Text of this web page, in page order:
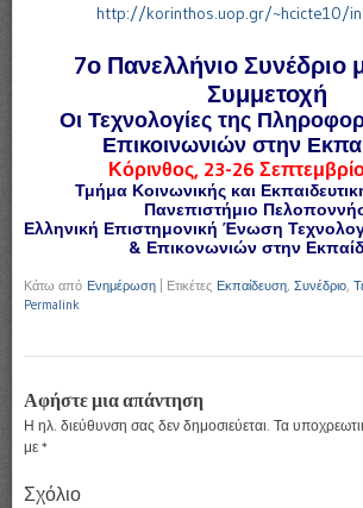
διαδικτύουhttp://korinthos.uop.gr/~hcicte10/
7ο Πανελλήνιο Συνέδριο
Συμμετοχή
Οι Τεχνολογίες της
Επικοινωνιών στην
Κόρινθος, 23-26
Τμήμα Κοινωνικής και
Πανεπιστήμιο
Ελληνική Επιστημονική Ένωση
& Επικονωνιών στην
Κάτω από Ενημέρωση Ετικέτες Εκπαίδευση Συνέδριο
Permalink
Αφήστε μια απάντηση
Η ηλ. διεύθυνση σας δεν δημοσιεύεται. Τα
με *
Σχόλιο